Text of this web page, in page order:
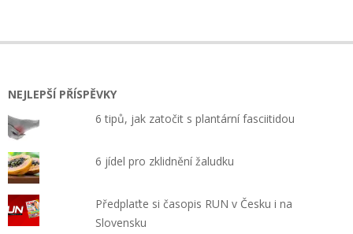
NEJLEPŠÍ PŘÍSPĚVKY
6 tipů, jak zatočit s plantární fasciitidou
6 jídel pro zklidnění žaludku
Předplaťte si časopis RUN v Česku i na
Slovensku